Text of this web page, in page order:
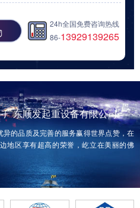
24h全国免费咨询热线
86-13929139265
东顺发起重设备有限公司
的品质及完善的服务赢得世界点赞，在
地区享有超高的荣誉，屹立在美丽的佛